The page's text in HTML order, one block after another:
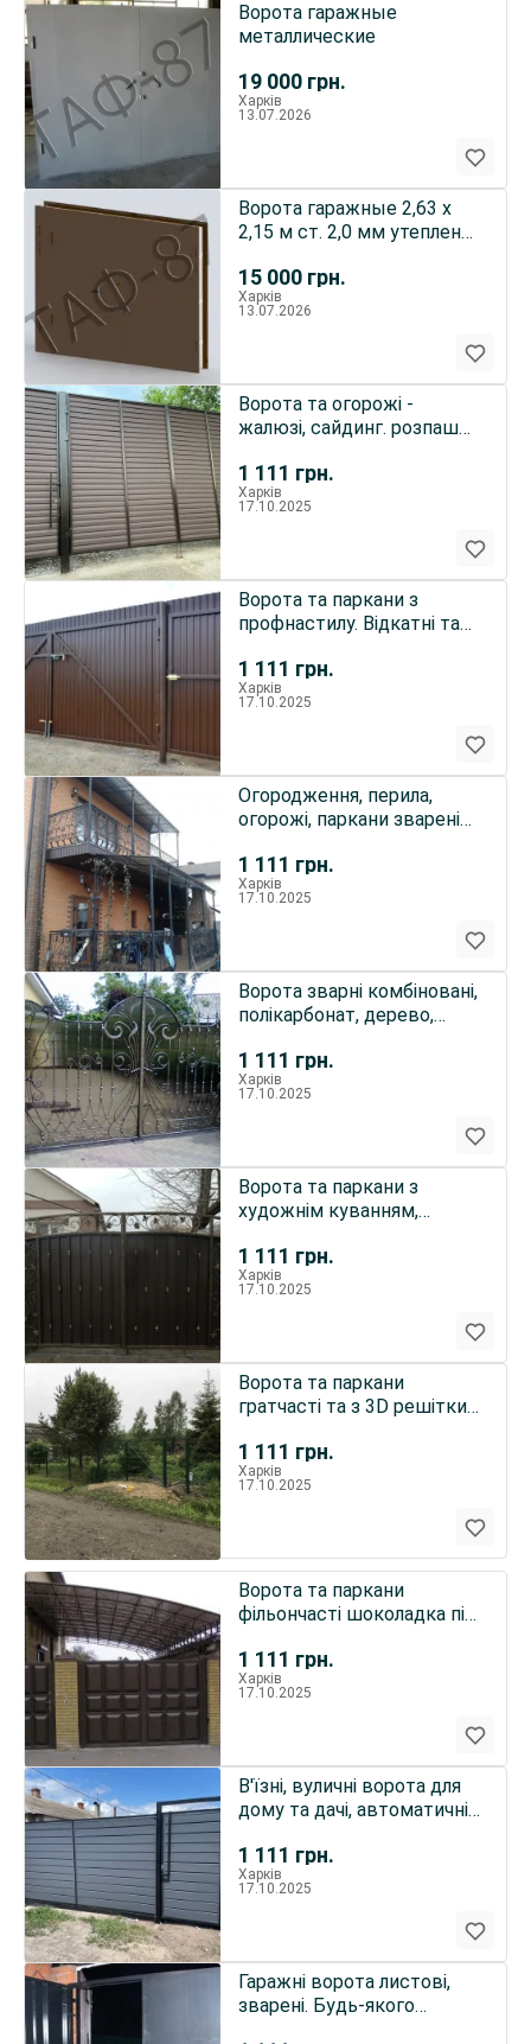
19 000 грн.
Ворота гаражные
металлические
Харків
13.07.2026
15 000 грн.
Ворота гаражные 2,63 х
2,15 м ст. 2,0 мм утеплены,
Харків
13.07.2026
1 111 грн.
Ворота та огорожі -
жалюзі, сайдинг. розпашнІ,
Харків
17.10.2025
1 111 грн.
Ворота та паркани з
профнастилу. Відкатні та
Харків
17.10.2025
1 111 грн.
Огородження, перила,
огорожі, паркани зварені
Харків
17.10.2025
1 111 грн.
Ворота зварні комбіновані,
полікарбонат, дерево,
Харків
17.10.2025
1 111 грн.
Ворота та паркани з
художнім куванням,
Харків
17.10.2025
1 111 грн.
Ворота та паркани
гратчасті та з 3D решітки.
Харків
17.10.2025
1 111 грн.
Ворота та паркани
фільончасті шоколадка під
Харків
17.10.2025
1 111 грн.
В'їзні, вуличні ворота для
дому та дачі, автоматичні
Харків
17.10.2025
Гаражні ворота листові,
зварені. Будь-якого